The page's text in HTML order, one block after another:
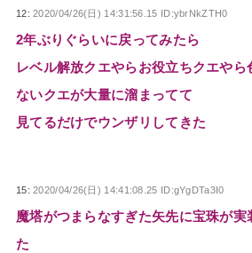
12:2020/04/26(日) 14:31:56.15 ID:ybrNkZTH0
2年ぶりぐらいに戻ってみたら
レベル解放クエやらお役立ちクエやら
ないクエが大量に溜まってて
見てるだけでウンザリしてきた
15:2020/04/26(日) 14:41:08.25 ID:gYgDTa3I0
魔塔がつまらなすぎた矢先に宝珠が実
た